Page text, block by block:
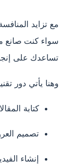
مع تزايد
سواء كنت صانع
تساعدك على
وهنا يأتي دور
كتابة
تصميم
إنشاء